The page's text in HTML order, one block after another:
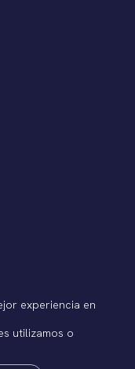
experiencia en
utilizamos o